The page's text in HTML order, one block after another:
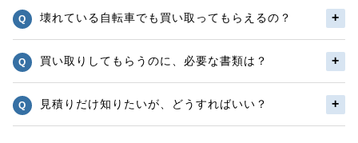
壊れている自転車でも買い取ってもらえるの？
買い取りしてもらうのに、必要な書類は？
見積りだけ知りたいが、どうすればいい？